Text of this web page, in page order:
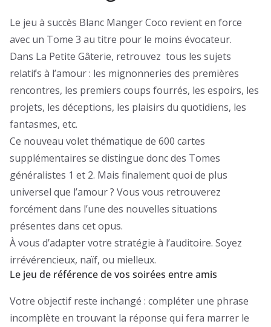
Le jeu à succès Blanc Manger Coco revient en force
avec un Tome 3 au titre pour le moins évocateur.
Dans La Petite Gâterie, retrouvez tous les sujets
relatifs à l’amour : les mignonneries des premières
rencontres, les premiers coups fourrés, les espoirs, les
projets, les déceptions, les plaisirs du quotidiens, les
fantasmes, etc.
Ce nouveau volet thématique de 600 cartes
supplémentaires se distingue donc des Tomes
généralistes 1 et 2. Mais finalement quoi de plus
universel que l’amour ? Vous vous retrouverez
forcément dans l’une des nouvelles situations
présentes dans cet opus.
À vous d’adapter votre stratégie à l’auditoire. Soyez
irrévérencieux, naïf, ou mielleux.
Le jeu de référence de vos soirées entre amis
Votre objectif reste inchangé : compléter une phrase
incomplète en trouvant la réponse qui fera marrer le